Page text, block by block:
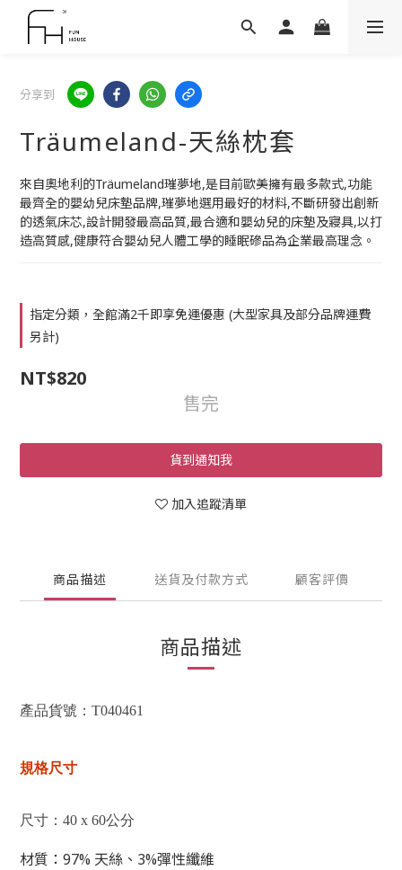
分享到
Träumeland-天絲枕套
來自奧地利的Träumeland璀夢地,是目前歐美擁有最多款式,功能
最齊全的嬰幼兒床墊品牌,璀夢地選用最好的材料,不斷研發出創新
的透氣床芯,設計開發最高品質,最合適和嬰幼兒的床墊及寢具,以打
造高質感,健康符合嬰幼兒人體工學的睡眠磣品為企業最高理念。
指定分類，全館滿2千即享免運優惠 (大型家具及部分品牌運費
另計)
NT$820
售完
貨到通知我
加入追蹤清單
商品描述 送貨及付款方式 顧客評價
商品描述
產品貨號：T040461
規格尺寸
尺寸：40 x 60公分
材質：97% 天絲、3%彈性纖維